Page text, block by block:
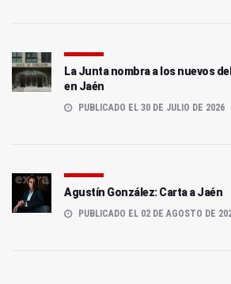
La Junta nombra a los nuevos
en Jaén
PUBLICADO EL 30 DE JULIO DE 2026
Agustín González: Carta a Jaén
PUBLICADO EL 02 DE AGOSTO DE